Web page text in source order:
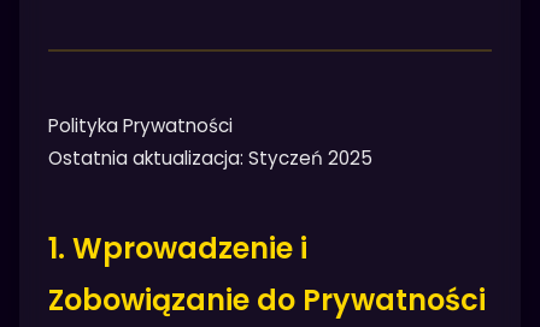
Polityka Prywatności
Ostatnia aktualizacja: Styczeń 2025
1. Wprowadzenie i
Zobowiązanie do Prywatności